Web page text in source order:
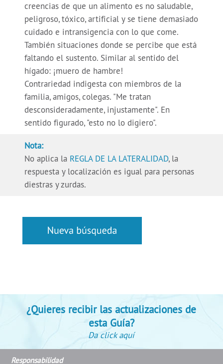
creencias de que un alimento es no saludable,
peligroso, tóxico, artificial y se tiene demasiado
cuidado e intransigencia con lo que come.
También situaciones donde se percibe que está
faltando el sustento. Similar al sentido del
hígado: ¡muero de hambre!
Contrariedad indigesta con miembros de la
familia, amigos, colegas. "Me tratan
desconsideradamente, injustamente". En
sentido figurado, "esto no lo digiero".
Nota:
No aplica la REGLA DE LA LATERALIDAD, la
respuesta y localización es igual para personas
diestras y zurdas.
¿Quieres recibir las actualizaciones de
esta Guía?
Da click aquí
Responsabilidad